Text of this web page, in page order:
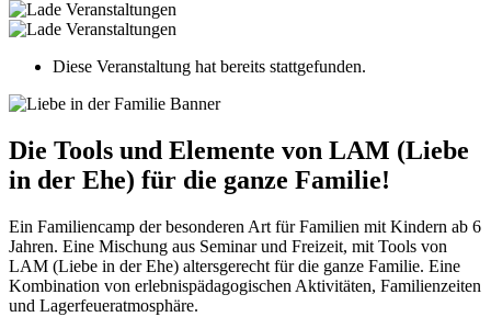
Diese Veranstaltung hat bereits stattgefunden.
Die Tools und Elemente von LAM (Liebe
in der Ehe) für die ganze Familie!
Ein Familiencamp der besonderen Art für Familien mit Kindern ab 6
Jahren. Eine Mischung aus Seminar und Freizeit, mit Tools von
LAM (Liebe in der Ehe) altersgerecht für die ganze Familie. Eine
Kombination von erlebnispädagogischen Aktivitäten, Familienzeiten
und Lagerfeueratmosphäre.